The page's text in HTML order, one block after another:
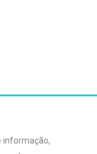
informação,